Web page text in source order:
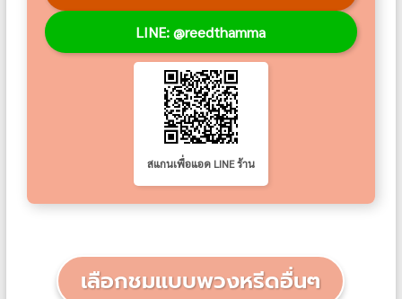
LINE: @reedthamma
สแกนเพื่อแอด LINE ร้าน
เลือกชมแบบพวงหรีดอื่นๆ